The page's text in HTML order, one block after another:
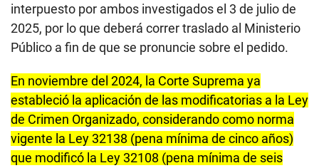
interpuesto por ambos investigados el 3 de julio de
2025, por lo que deberá correr traslado al Ministerio
Público a fin de que se pronuncie sobre el pedido.
En noviembre del 2024, la Corte Suprema ya
estableció la aplicación de las modificatorias a la Ley
de Crimen Organizado, considerando como norma
vigente la Ley 32138 (pena mínima de cinco años)
que modificó la Ley 32108 (pena mínima de seis